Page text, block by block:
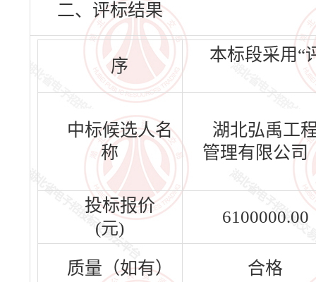
二、评标结果
序
本标段采用“
中标候选人名
称
湖北弘禹工
管理有限公司
投标报价
(元)
6100000.00
质量（如有） 合格